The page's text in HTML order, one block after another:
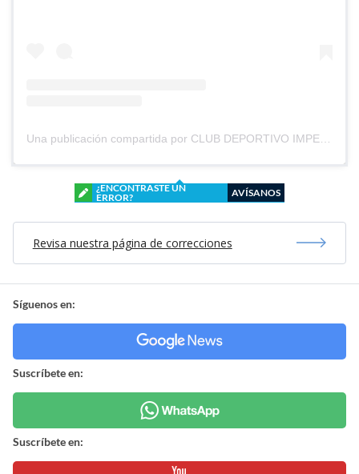
¿ENCONTRASTE UN
ERROR?
AVÍSANOS
Revisa nuestra página de correcciones
Síguenos en:
Suscríbete en:
Suscríbete en: